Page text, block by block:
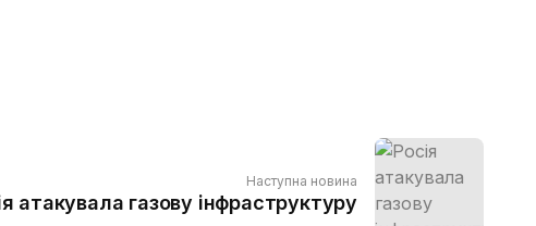
Наступна новина
атакувала газову інфраструктуру